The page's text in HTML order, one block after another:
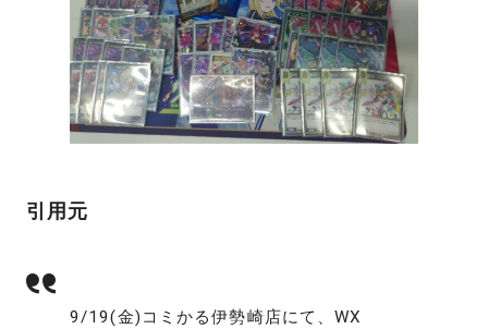
引用元
9/19(金)コミかる伊勢崎店にて、WX